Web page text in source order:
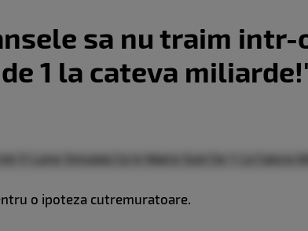
sa nu traim
1 la cateva
o ipoteza cutremuratoare.